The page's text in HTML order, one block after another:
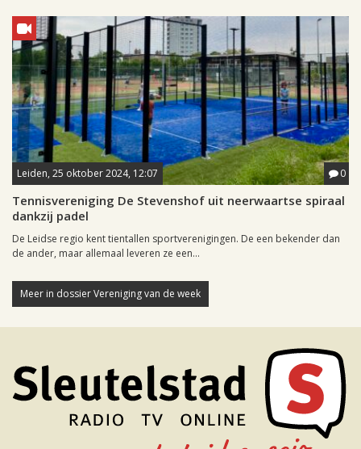
Leiden, 25 oktober 2024, 12:07 0
Tennisvereniging De Stevenshof uit neerwaartse spiraal
dankzij padel
De Leidse regio kent tientallen sportverenigingen. De een bekender dan
de ander, maar allemaal leveren ze een...
Meer in dossier Vereniging van de week